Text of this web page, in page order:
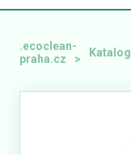
.ecoclean-
praha.cz
Katalog